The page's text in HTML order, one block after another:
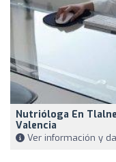
Nutrióloga En
Valencia
Ver información y